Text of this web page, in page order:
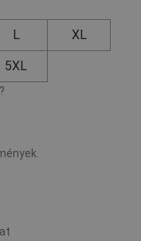
L XL
5XL